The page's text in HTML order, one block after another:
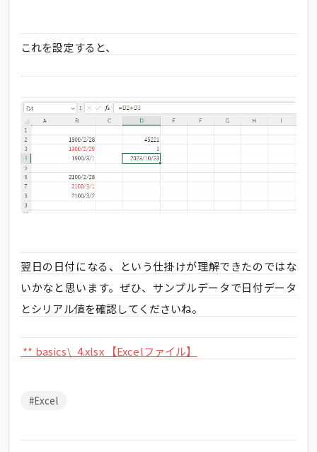
これを設定すると、
翌日の日付になる、という仕掛けが理解できたのではな
いかなと思います。ぜひ、サンプルデータで日付データ
とシリアル値を確認してくださいね。
** basics\_4.xlsx 【Excelファイル】
#Excel